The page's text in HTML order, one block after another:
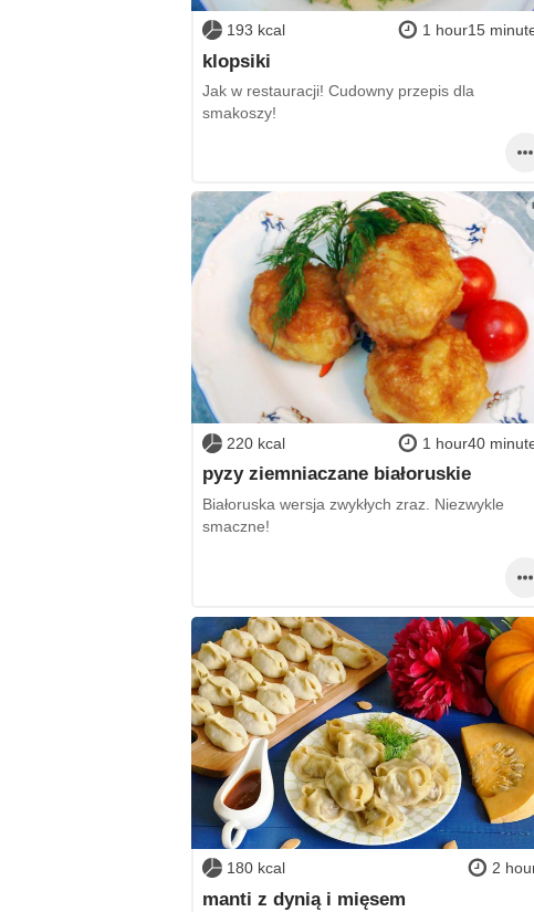
193 kcal 1 hour15
klopsiki
Jak w restauracji! Cudowny przepis dla
smakoszy!
220 kcal 1 hour40
pyzy ziemniaczane białoruskie
Białoruska wersja zwykłych zraz. Niezwykle
smaczne!
180 kcal 2
manti z dynią i mięsem